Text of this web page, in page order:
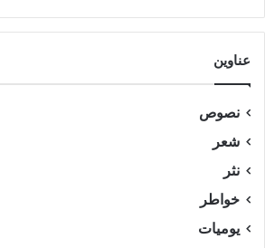
عناوين
نصوص
شعر
نثر
خواطر
يوميات